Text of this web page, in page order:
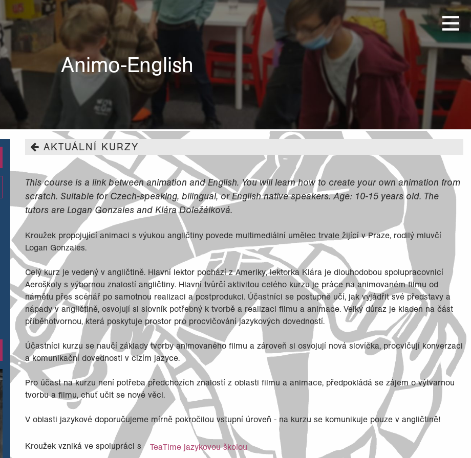
Animo-English
AKTUÁLNÍ KURZY
This course is a link between animation and English. You will learn how to create your own animation from
scratch. Suitable for Czech-speaking, bilingual, or English native speakers. Age: 10-15 years old. The
tutors are Logan Gonzales and Klára Doležálková.
Kroužek propojující animaci s výukou angličtiny povede multimediální umělec trvale žijící v Praze, rodilý mluvčí
Logan Gonzales.
Celý kurz je vedený v angličtině. Hlavní lektor pochází z Ameriky, lektorka Klára je dlouhodobou spolupracovnicí
Aeroškoly s výbornou znalostí angličtiny. Hlavní tvůrčí aktivitou celého kurzu je práce na animovaném filmu od
námětu přes scénář po samotnou realizaci a postprodukci. Účastníci se postupně učí, jak vyjádřit své představy a
nápady v angličtině, osvojují si slovník potřebný k tvorbě a realizaci filmu a animace. Velký důraz je kladen na část
příběhotvornou, která poskytuje prostor pro procvičování jazykových dovedností.
Účastníci kurzu se naučí základy tvorby animovaného filmu a zároveň si osvojují nová slovíčka, procvičují konverzaci
a komunikační dovednosti v cizím jazyce.
Pro účast na kurzu není potřeba předchozích znalostí z oblasti filmu a animace, předpokládá se zájem o výtvarnou
tvorbu a filmu, chuť učit se nové věci.
V oblasti jazykové doporučujeme mírně pokročilou vstupní úroveň - na kurzu se komunikuje pouze v angličtině!
Kroužek vzniká ve spolupráci s TeaTime jazykovou školou